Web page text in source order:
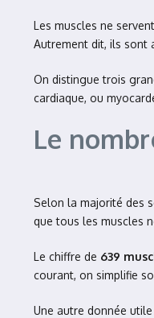
Les muscles ne
Autrement dit, ils sont
On distingue trois
cardiaque, ou
Le
Selon la majorité des
que tous les muscles
Le chiffre de 639
courant, on simplifie
Une autre donnée